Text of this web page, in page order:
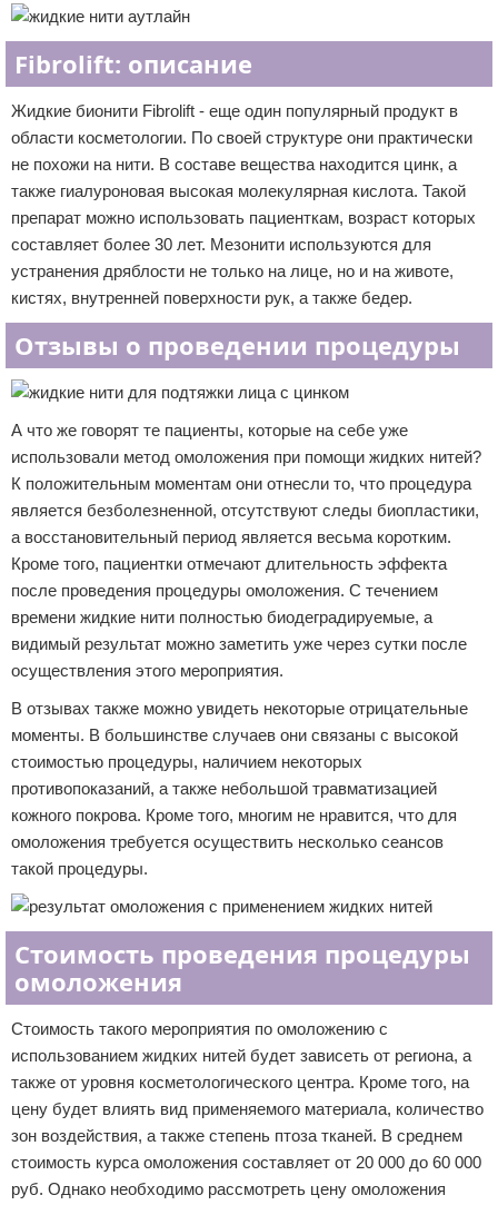
Fibrolift: описание
Жидкие бионити Fibrolift - еще один популярный продукт в
области косметологии. По своей структуре они практически
не похожи на нити. В составе вещества находится цинк, а
также гиалуроновая высокая молекулярная кислота. Такой
препарат можно использовать пациенткам, возраст которых
составляет более 30 лет. Мезонити используются для
устранения дряблости не только на лице, но и на животе,
кистях, внутренней поверхности рук, а также бедер.
Отзывы о проведении процедуры
А что же говорят те пациенты, которые на себе уже
использовали метод омоложения при помощи жидких нитей?
К положительным моментам они отнесли то, что процедура
является безболезненной, отсутствуют следы биопластики,
а восстановительный период является весьма коротким.
Кроме того, пациентки отмечают длительность эффекта
после проведения процедуры омоложения. С течением
времени жидкие нити полностью биодеградируемые, а
видимый результат можно заметить уже через сутки после
осуществления этого мероприятия.
В отзывах также можно увидеть некоторые отрицательные
моменты. В большинстве случаев они связаны с высокой
стоимостью процедуры, наличием некоторых
противопоказаний, а также небольшой травматизацией
кожного покрова. Кроме того, многим не нравится, что для
омоложения требуется осуществить несколько сеансов
такой процедуры.
Стоимость проведения процедуры
омоложения
Стоимость такого мероприятия по омоложению с
использованием жидких нитей будет зависеть от региона, а
также от уровня косметологического центра. Кроме того, на
цену будет влиять вид применяемого материала, количество
зон воздействия, а также степень птоза тканей. В среднем
стоимость курса омоложения составляет от 20 000 до 60 000
руб. Однако необходимо рассмотреть цену омоложения